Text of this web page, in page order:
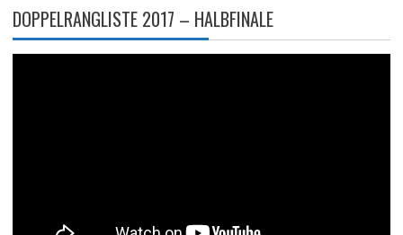
DOPPELRANGLISTE 2017 – HALBFINALE